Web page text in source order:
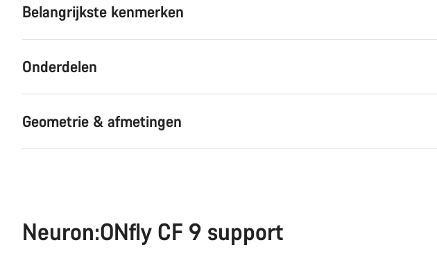
Belangrijkste kenmerken
Onderdelen
Geometrie & afmetingen
Neuron:ONfly CF 9 support